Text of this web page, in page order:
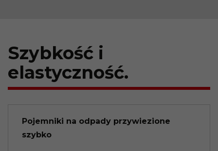
Szybkość i
elastyczność.
Pojemniki na odpady przywiezione
szybko